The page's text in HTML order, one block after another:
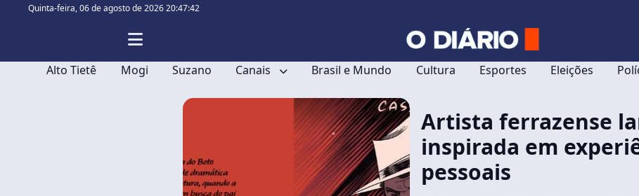
Quinta-feira,06 de agosto de 2026 20:47:42
Alto Tietê Mogi Suzano Canais Brasil e Mundo Cultura Esportes Eleições
Artista ferrazense
inspirada em
pessoais